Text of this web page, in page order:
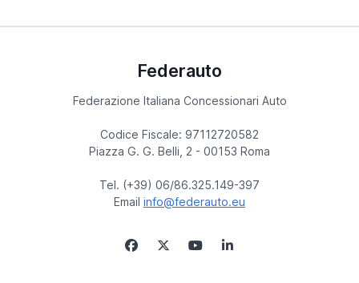
Federauto
Federazione Italiana Concessionari Auto
Codice Fiscale: 97112720582
Piazza G. G. Belli, 2 - 00153 Roma
Tel. (+39) 06/86.325.149-397
Email info@federauto.eu